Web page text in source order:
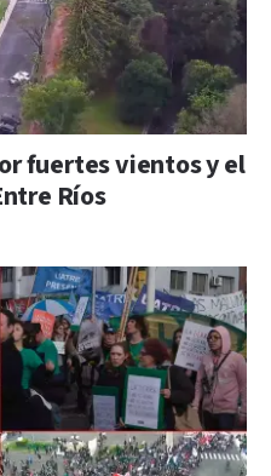
fuertes vientos y el
Ríos